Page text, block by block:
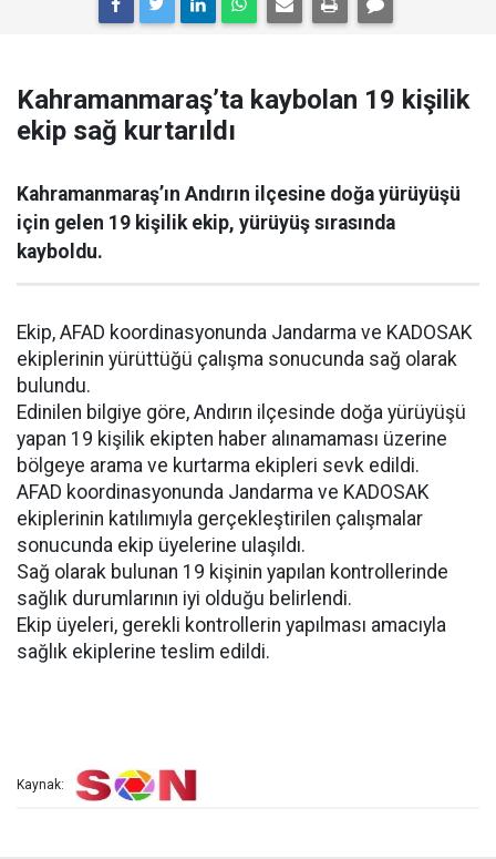
Kahramanmaraş’ta kaybolan 19 kişilik
ekip sağ kurtarıldı
Kahramanmaraş’ın Andırın ilçesine doğa yürüyüşü
için gelen 19 kişilik ekip, yürüyüş sırasında
kayboldu.
Ekip, AFAD koordinasyonunda Jandarma ve KADOSAK
ekiplerinin yürüttüğü çalışma sonucunda sağ olarak
bulundu.
Edinilen bilgiye göre, Andırın ilçesinde doğa yürüyüşü
yapan 19 kişilik ekipten haber alınamaması üzerine
bölgeye arama ve kurtarma ekipleri sevk edildi.
AFAD koordinasyonunda Jandarma ve KADOSAK
ekiplerinin katılımıyla gerçekleştirilen çalışmalar
sonucunda ekip üyelerine ulaşıldı.
Sağ olarak bulunan 19 kişinin yapılan kontrollerinde
sağlık durumlarının iyi olduğu belirlendi.
Ekip üyeleri, gerekli kontrollerin yapılması amacıyla
sağlık ekiplerine teslim edildi.
Kaynak: